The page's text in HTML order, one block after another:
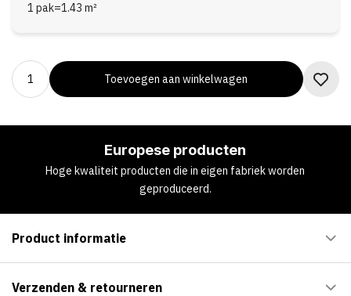
1 pak=1.43 m²
Toevoegen aan winkelwagen
Europese producten
Hoge kwaliteit producten die in eigen fabriek worden
geproduceerd.
Product informatie
Verzenden & retourneren